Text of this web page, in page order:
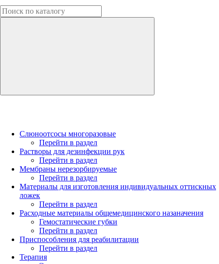
Слюноотсосы многоразовые
Перейти в раздел
Растворы для дезинфекции рук
Перейти в раздел
Мембраны нерезорбируемые
Перейти в раздел
Материалы для изготовления индивидуальных оттискных
ложек
Перейти в раздел
Расходные материалы общемедицинского назаначения
Гемостатические губки
Перейти в раздел
Приспособления для реабилитации
Перейти в раздел
Терапия